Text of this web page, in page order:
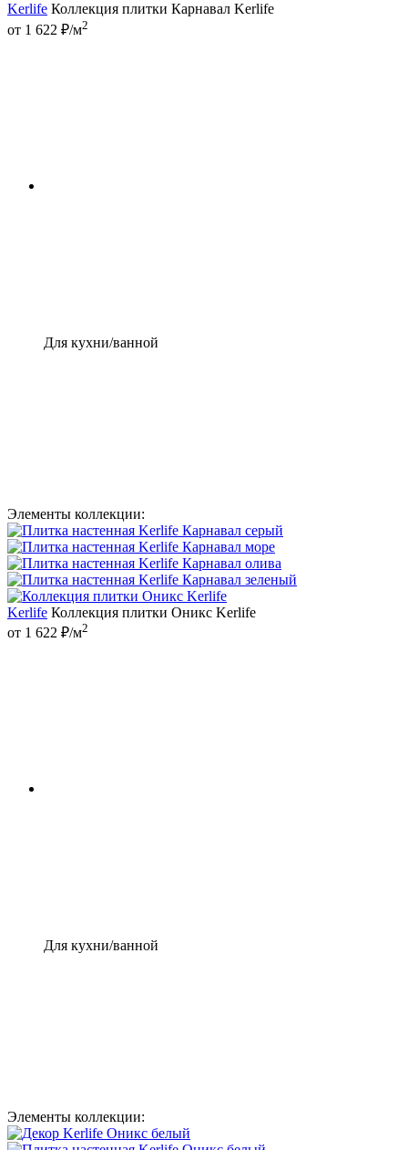
Kerlife Коллекция плитки Карнавал Kerlife
от 1 622 ₽/м2
Для кухни/ванной
Элементы коллекции:
Kerlife Коллекция плитки Оникс Kerlife
от 1 622 ₽/м2
Для кухни/ванной
Элементы коллекции: